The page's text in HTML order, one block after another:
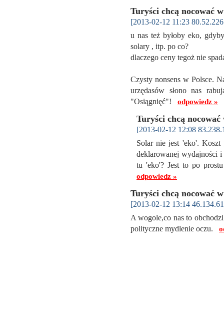
Turyści chcą nocować
[2013-02-12 11:23
u nas też byłoby eko,
solary , itp. po co?
dlaczego ceny tegoż nie
Czysty nonsens w Polsce.
urzędasów słono nas
"Osiągnięć"! odpowiedz »
Turyści chcą
[2013-02-12 12:08
Solar nie jest 'eko'.
deklarowanej wydajności
tu 'eko'? Jest to po
odpowiedz »
Turyści chcą nocować
[2013-02-12 13:14
A wogole,co nas to
polityczne mydlenie oczu.